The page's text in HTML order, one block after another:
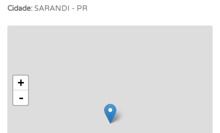
Cidade: SARANDI - PR
+
-